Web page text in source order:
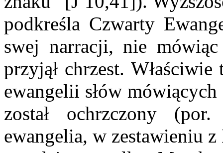
podkreśla Czwarty
swej narracji, nie
przyjął chrzest.
ewangelii słów mówiących
został ochrzczony
ewangelia, w zestawieniu